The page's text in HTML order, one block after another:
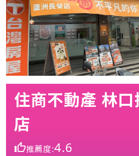
住商不動產 林
店
推薦度:4.6